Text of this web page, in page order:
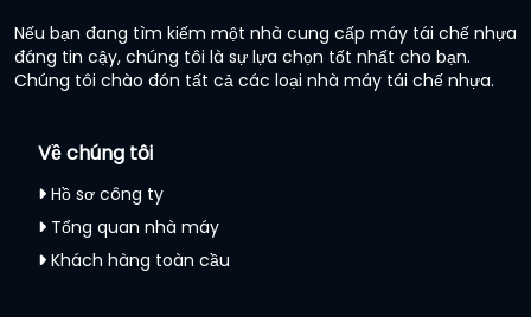
Nếu bạn đang tìm kiếm một nhà cung cấp máy tái chế nhựa
đáng tin cậy, chúng tôi là sự lựa chọn tốt nhất cho bạn.
Chúng tôi chào đón tất cả các loại nhà máy tái chế nhựa.
Về chúng tôi
Hồ sơ công ty
Tổng quan nhà máy
Khách hàng toàn cầu